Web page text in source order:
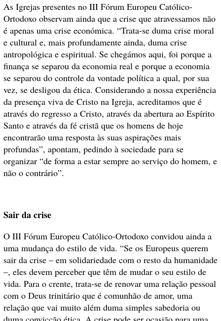
As Igrejas presentes no III Fórum Europeu Católico-
Ortodoxo observam ainda que a crise que atravessamos não
é apenas uma crise económica. “Trata-se duma crise moral
e cultural e, mais profundamente ainda, duma crise
antropológica e espiritual. Se chegámos aqui, foi porque a
finança se separou da economia real e porque a economia
se separou do controle da vontade política a qual, por sua
vez, se desligou da ética. Considerando a nossa experiência
da presença viva de Cristo na Igreja, acreditamos que é
através do regresso a Cristo, através da abertura ao Espírito
Santo e através da fé cristã que os homens de hoje
encontrarão uma resposta às suas aspirações mais
profundas”, apontam, pedindo à sociedade para se
organizar “de forma a estar sempre ao serviço do homem, e
não o contrário”.
Sair da crise
O III Fórum Europeu Católico-Ortodoxo convidou ainda a
uma mudança do estilo de vida. “Se os Europeus querem
sair da crise – em solidariedade com o resto da humanidade
–, eles devem perceber que têm de mudar o seu estilo de
vida. Para o crente, trata-se de renovar uma relação pessoal
com o Deus trinitário que é comunhão de amor, uma
relação que vai muito além duma simples sabedoria ou